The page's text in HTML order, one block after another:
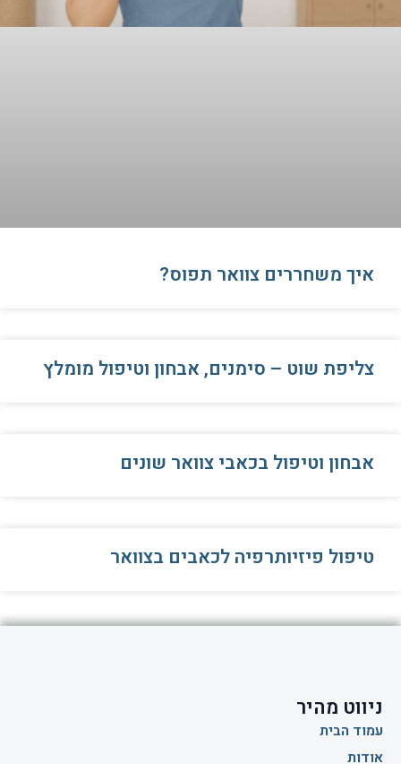
איך משחררים צוואר תפוס?
צליפת שוט – סימנים, אבחון וטיפול מומלץ
אבחון וטיפול בכאבי צוואר שונים
טיפול פיזיותרפיה לכאבים בצוואר
ניווט מהיר
עמוד הבית
אודות